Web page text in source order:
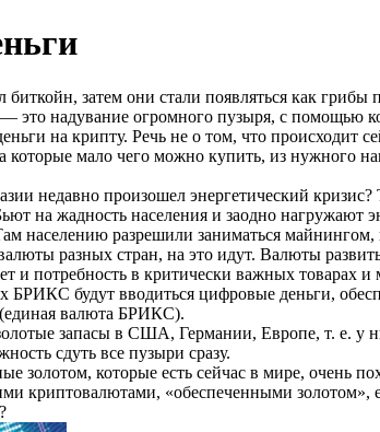
затем они стали появляться как
это надувание огромного пузыря, с помощью
на крипту. Речь не о том, что
которые мало чего можно купить, из нужного
недавно произошел энергетический
на жадность населения и заодно нагружают
населению разрешили заниматься майнингом,
разных стран, на это идут. Валюты
и потребность в критически важных товарах и
БРИКС будут вводиться цифровые деньги,
валюта БРИКС).
запасы в США, Германии, Европе, т. е. у
сдуть все пузыри сразу.
золотом, которые есть сейчас в мире, очень
криптовалютами, «обеспеченными золотом»,